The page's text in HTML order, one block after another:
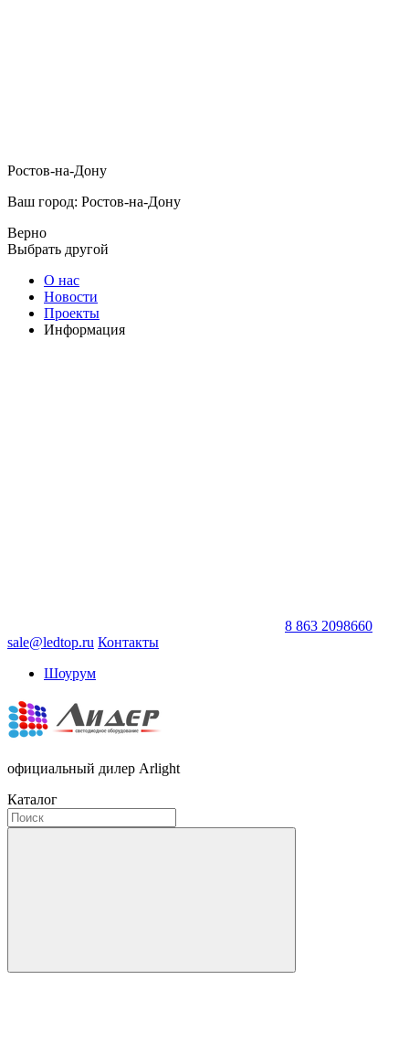
Ростов-на-Дону
Ваш город: Ростов-на-Дону
Верно
Выбрать другой
О нас
Новости
Проекты
Информация
8 863 2098660
sale@ledtop.ru Контакты
Шоурум
официальный дилер Arlight
Каталог